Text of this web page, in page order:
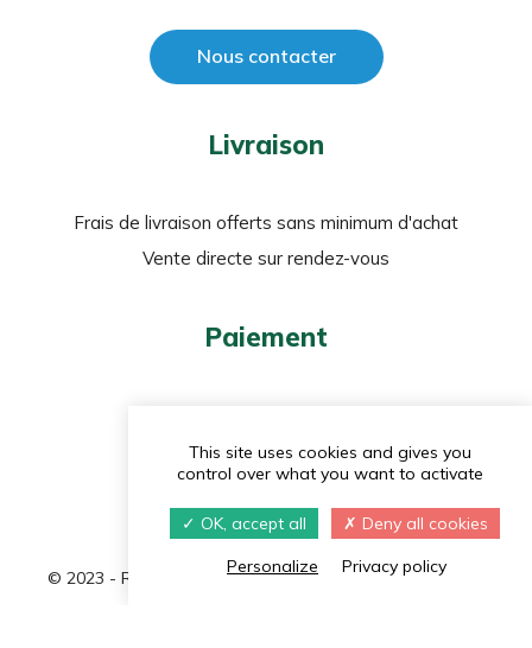
Nous contacter
Livraison
Frais de livraison offerts sans minimum d'achat
Vente directe sur rendez-vous
Paiement
PayPal
Chèque
© 2023 - Réalisé par Navie|Politique de confidentialité
This site uses cookies and gives you
control over what you want to activate
OK, accept all
Deny all cookies
Personalize
Privacy policy